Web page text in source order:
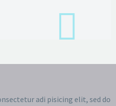
adi pisicing elit, sed do